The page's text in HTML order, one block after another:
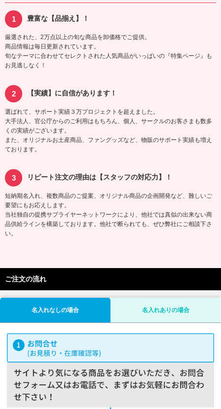
豊富な【品揃え】！
厳選された、2万点以上の旬な商品を卸価格でご提供。
商品情報は毎日更新されています。
旬なテーマに合わせてセレクトされた人気商品がいっぱいの『特集ページ』も
お見逃しなく！
【実績】に自信があります！
選ばれて、サポート実績３万プロジェクトを超えました。
大手法人、官公庁からのご利用はもちろん、個人、サークルのお客さまも数多
くの実績がございます。
また、オリジナルお土産商品、ファングッズなど、物販のサポート実績も増え
ております。
リピート注文の理由は【スタッフの対応力】！
短納期名入れ、複数商品のご提案、オリジナル商品の企画開発など、難しいご
要望にもお応えします。
当社独自の提携サプライヤーネットワークにより、他社では真似の出来ない商
品供給ラインを構築しております。他社で断られても、ぜひ弊社にご相談下さ
い。
ご注文の流れ
名入れなしの場合 名入れありの場合